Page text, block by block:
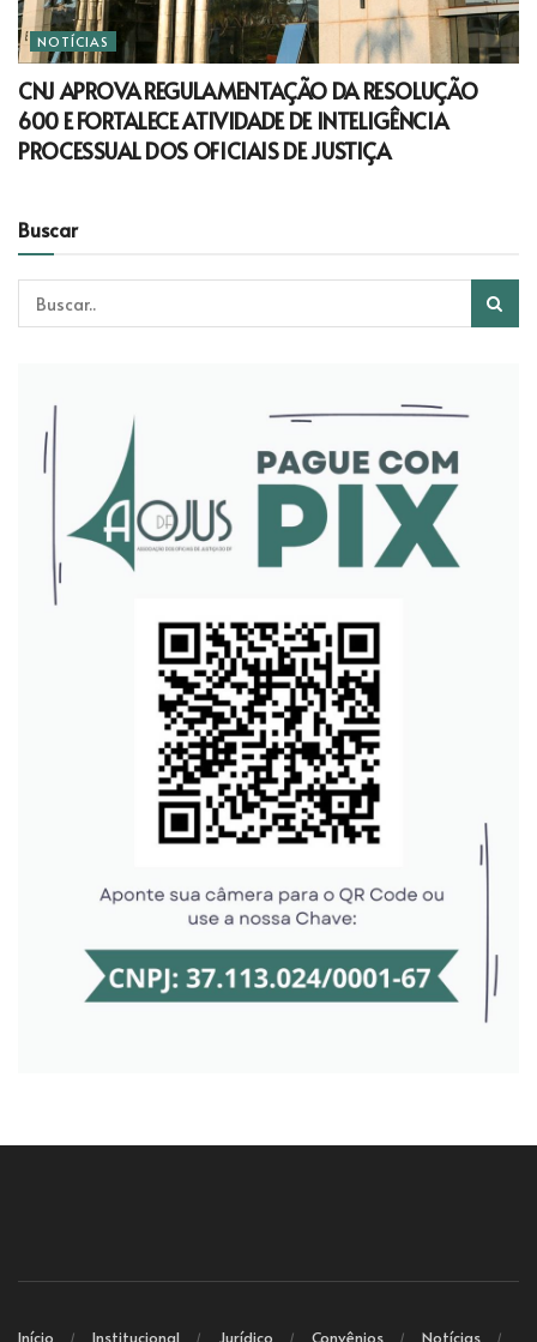
NOTÍCIAS
CNJ APROVA REGULAMENTAÇÃO DA RESOLUÇÃO
600 E FORTALECE ATIVIDADE DE INTELIGÊNCIA
PROCESSUAL DOS OFICIAIS DE JUSTIÇA
Buscar
Início Institucional Jurídico Convênios Notícias